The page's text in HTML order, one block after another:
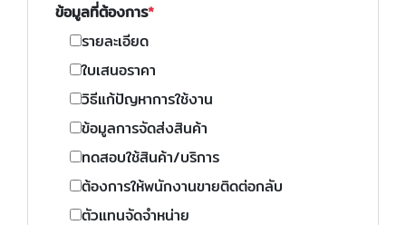
ข้อมูลที่ต้องการ
รายละเอียด
ใบเสนอราคา
วิธีแก้ปัญหาการใช้งาน
ข้อมูลการจัดส่งสินค้า
ทดสอบใช้สินค้า/บริการ
ต้องการให้พนักงานขายติดต่อกลับ
ตัวแทนจัดจำหน่าย